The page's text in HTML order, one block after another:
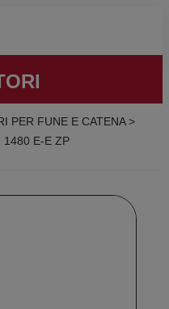
PER FUNE E CATENA>
1480 E-E ZP